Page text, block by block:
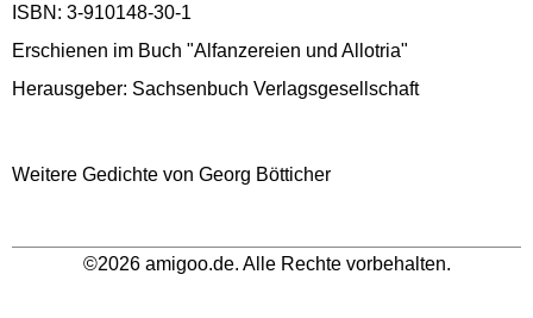
ISBN: 3-910148-30-1
Erschienen im Buch "Alfanzereien und Allotria"
Herausgeber: Sachsenbuch Verlagsgesellschaft
Weitere Gedichte von Georg Bötticher
©2026 amigoo.de. Alle Rechte vorbehalten.